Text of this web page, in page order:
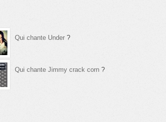
Qui chante Under ?
Qui chante Jimmy crack corn ?